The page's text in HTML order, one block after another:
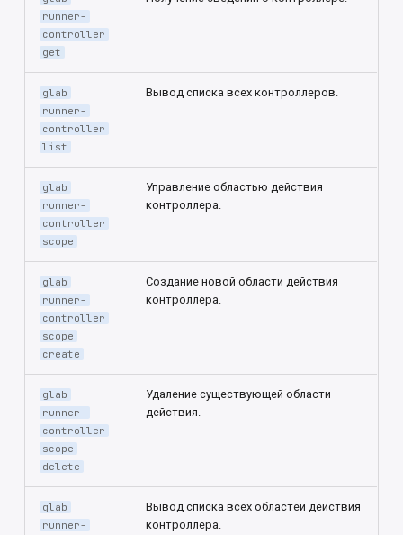
runner-
controller
get
glab
runner-
controller
list
Вывод списка всех контроллеров.
glab
runner-
controller
scope
Управление областью действия
контроллера.
glab
runner-
controller
scope
create
Создание новой области действия
контроллера.
glab
runner-
controller
scope
delete
Удаление существующей области
действия.
glab
runner-
Вывод списка всех областей действия
контроллера.